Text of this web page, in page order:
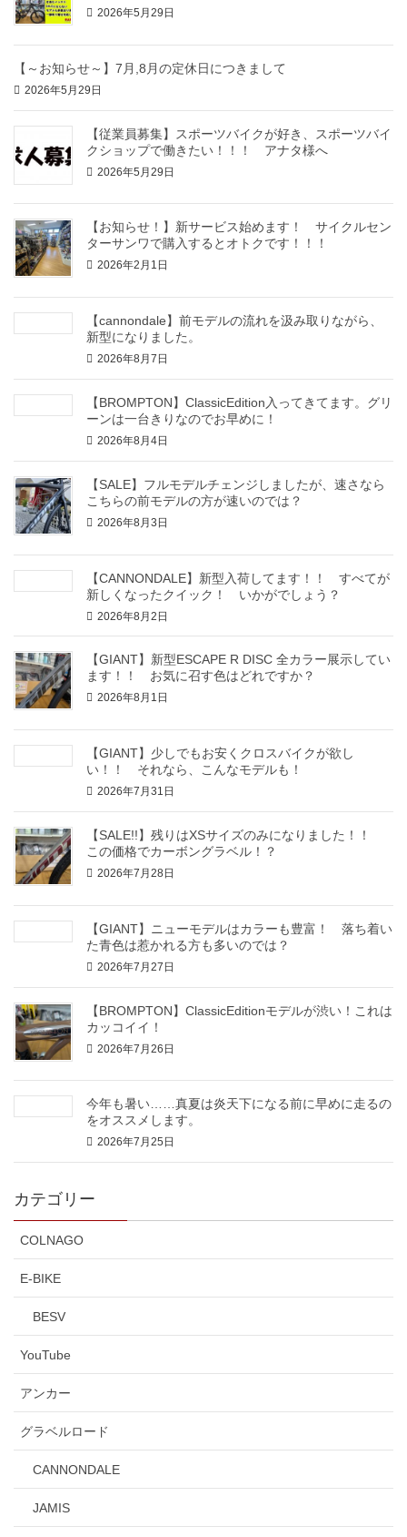
2026年5月29日
【～お知らせ～】7月,8月の定休日につきまして
2026年5月29日
【従業員募集】スポーツバイクが好き、スポーツバイ
クショップで働きたい！！！ アナタ様へ
2026年5月29日
【お知らせ！】新サービス始めます！ サイクルセン
ターサンワで購入するとオトクです！！！
2026年2月1日
【cannondale】前モデルの流れを汲み取りながら、
新型になりました。
2026年8月7日
【BROMPTON】ClassicEdition入ってきてます。グリ
ーンは一台きりなのでお早めに！
2026年8月4日
【SALE】フルモデルチェンジしましたが、速さなら
こちらの前モデルの方が速いのでは？
2026年8月3日
【CANNONDALE】新型入荷してます！！ すべてが
新しくなったクイック！ いかがでしょう？
2026年8月2日
【GIANT】新型ESCAPE R DISC 全カラー展示してい
ます！！ お気に召す色はどれですか？
2026年8月1日
【GIANT】少しでもお安くクロスバイクが欲し
い！！ それなら、こんなモデルも！
2026年7月31日
【SALE!!】残りはXSサイズのみになりました！！
この価格でカーボングラベル！？
2026年7月28日
【GIANT】ニューモデルはカラーも豊富！ 落ち着い
た青色は惹かれる方も多いのでは？
2026年7月27日
【BROMPTON】ClassicEditionモデルが渋い！これは
カッコイイ！
2026年7月26日
今年も暑い……真夏は炎天下になる前に早めに走るの
をオススメします。
2026年7月25日
カテゴリー
COLNAGO
E-BIKE
BESV
YouTube
アンカー
グラベルロード
CANNONDALE
JAMIS